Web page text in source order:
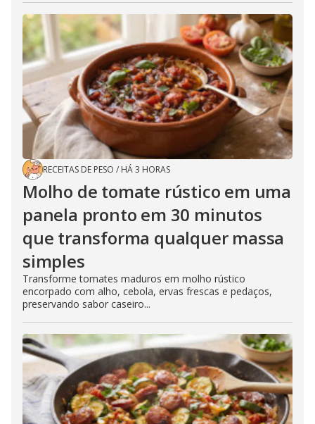
RECEITAS DE PESO / HÁ 3 HORAS
Molho de tomate rústico em uma
panela pronto em 30 minutos
que transforma qualquer massa
simples
Transforme tomates maduros em molho rústico
encorpado com alho, cebola, ervas frescas e pedaços,
preservando sabor caseiro...